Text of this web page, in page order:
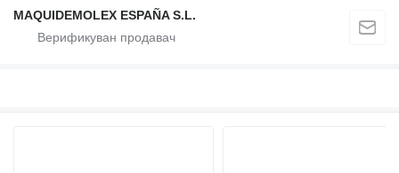
MAQUIDEMOLEX ESPAÑA S.L.